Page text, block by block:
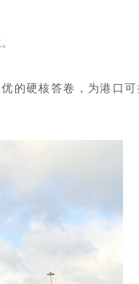
。
的硬核答卷 ，为港口